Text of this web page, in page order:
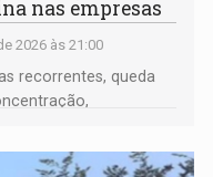
nas empresas
2026 às 21:00
recorrentes, queda